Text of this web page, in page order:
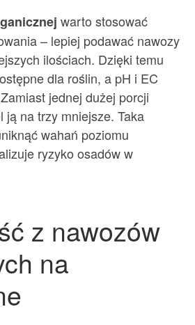
warto stosować
– lepiej podawać nawozy
ilościach. Dzięki temu
dla roślin, a pH i EC
jednej dużej porcji
ją na trzy mniejsze. Taka
wahań poziomu
ryzyko osadów w
z nawozów
na